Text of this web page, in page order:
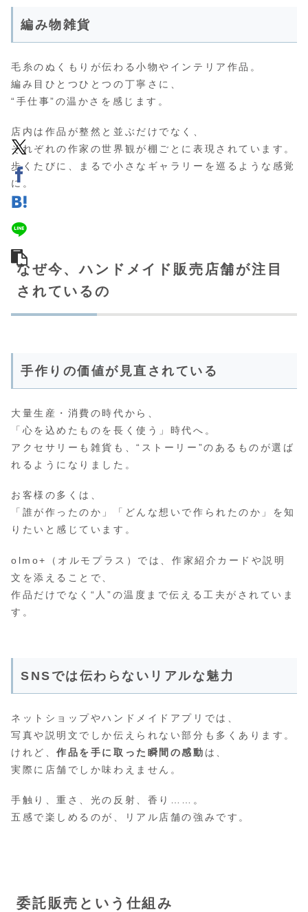
編み物雑貨
毛糸のぬくもりが伝わる小物やインテリア作品。
編み目ひとつひとつの丁寧さに、
“手仕事”の温かさを感じます。
店内は作品が整然と並ぶだけでなく、
それぞれの作家の世界観が棚ごとに表現されています。
歩くたびに、まるで小さなギャラリーを巡るような感覚
に。
なぜ今、ハンドメイド販売店舗が注目
されているの
手作りの価値が見直されている
大量生産・消費の時代から、
「心を込めたものを長く使う」時代へ。
アクセサリーも雑貨も、“ストーリー”のあるものが選ば
れるようになりました。
お客様の多くは、
「誰が作ったのか」「どんな想いで作られたのか」を知
りたいと感じています。
olmo+（オルモプラス）では、作家紹介カードや説明
文を添えることで、
作品だけでなく“人”の温度まで伝える工夫がされていま
す。
SNSでは伝わらないリアルな魅力
ネットショップやハンドメイドアプリでは、
写真や説明文でしか伝えられない部分も多くあります。
けれど、作品を手に取った瞬間の感動 は、
実際に店舗でしか味わえません。
手触り、重さ、光の反射、香り……。
五感で楽しめるのが、リアル店舗の強みです。
委託販売という仕組み